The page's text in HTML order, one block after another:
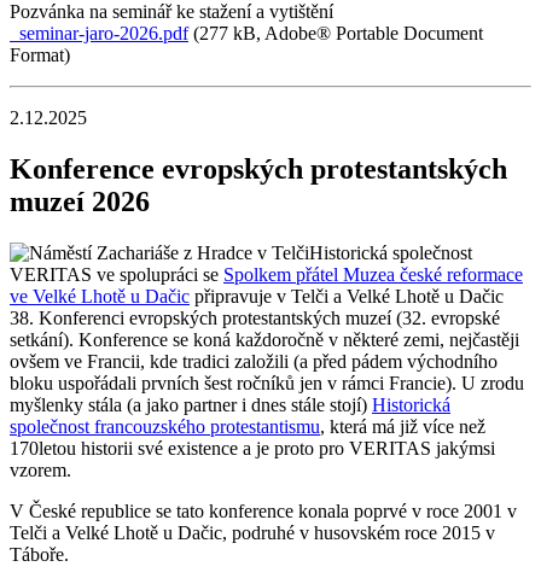
Pozvánka na seminář ke stažení a vytištění
seminar-jaro-2026.pdf(277 kB, Adobe® Portable Document
Format)
2.12.2025
Konference evropských protestantských
muzeí 2026
Historická společnost
VERITAS ve spolupráci se Spolkem přátel Muzea české reformace
ve Velké Lhotě u Dačic připravuje v Telči a Velké Lhotě u Dačic
38. Konferenci evropských protestantských muzeí (32. evropské
setkání). Konference se koná každoročně v některé zemi, nejčastěji
ovšem ve Francii, kde tradici založili (a před pádem východního
bloku uspořádali prvních šest ročníků jen v rámci Francie). U zrodu
myšlenky stála (a jako partner i dnes stále stojí) Historická
společnost francouzského protestantismu, která má již více než
170letou historii své existence a je proto pro VERITAS jakýmsi
vzorem.
V České republice se tato konference konala poprvé v roce 2001 v
Telči a Velké Lhotě u Dačic, podruhé v husovském roce 2015 v
Táboře.